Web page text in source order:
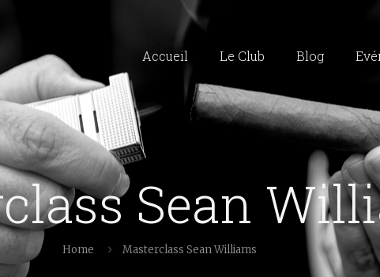
Accueil Le Club Blog
Sean
Home Masterclass Sean Williams